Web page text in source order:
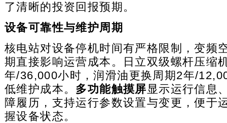
了清晰的投资回报预期。
设备可靠性与维护周期
核电站对设备停机时间有严格限制，变频
期直接影响运营成本。日立双级螺杆压缩
年/36,000小时，润滑油更换周期2年/
低维护成本。 多功能触摸屏显示运行信息
障履历，支持运行参数设置与变更，便于
握设备状态。